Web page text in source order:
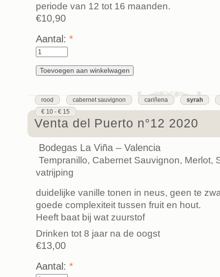
periode van 12 tot 16 maanden.
€10,90
Aantal: *
rood cabernet sauvignon cariñena
syrah
€ 10 - € 15
Venta del Puerto n°12 2020
Bodegas La Viña – Valencia
Tempranillo, Cabernet Sauvignon, Merlot,
vatrijping
duidelijke vanille tonen in neus, geen te
goede complexiteit tussen fruit en hout.
Heeft baat bij wat zuurstof
Drinken tot 8 jaar na de oogst
€13,00
Aantal: *